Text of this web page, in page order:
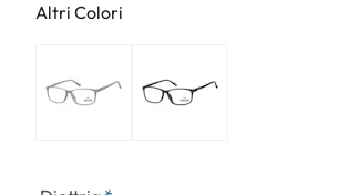
Altri Colori